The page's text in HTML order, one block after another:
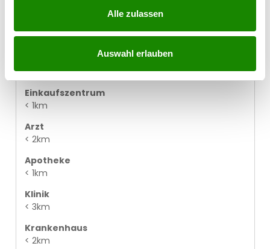
Alle zulassen
Auswahl erlauben
< 1km
< 1km
Einkaufszentrum
< 1km
Arzt
< 2km
Apotheke
< 1km
Klinik
< 3km
Krankenhaus
< 2km